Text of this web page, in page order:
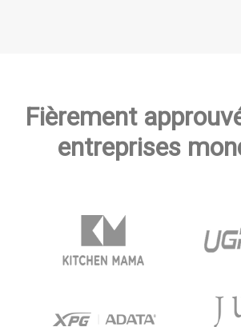
Fièrement
entreprises